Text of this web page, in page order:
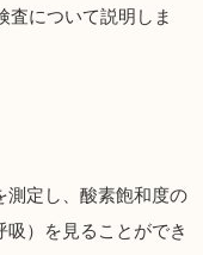
査について説明しま
測定し、酸素飽和度の
）を見ることができ